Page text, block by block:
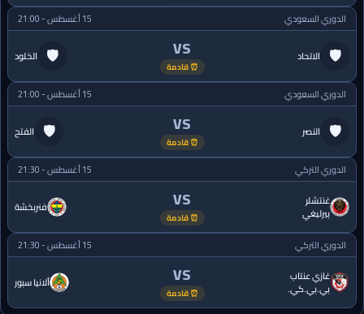
الدوري السعودي 15 أغسطس - 21:00
🛡 الاتحاد VS
⏰ قادمة
الخلود 🛡
الدوري السعودي 15 أغسطس - 21:00
🛡 النصر VS
⏰ قادمة
الفتح 🛡
الدوري التركي
15 أغسطس - 21:30
غنتشلر
بيرليغي
VS
⏰ قادمة
فنربخشة
الدوري التركي
15 أغسطس - 21:30
غازي عنتاب
بي.بي.كي.
VS
⏰ قادمة
ألانيا سبور